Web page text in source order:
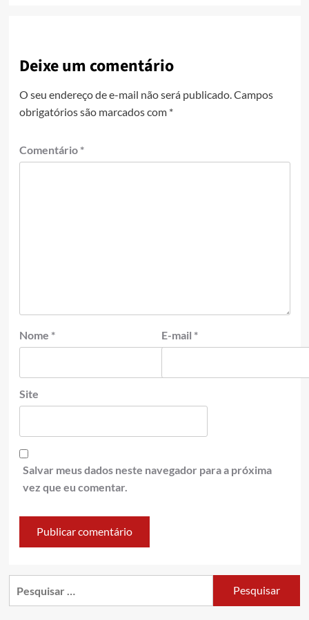
Deixe um comentário
O seu endereço de e-mail não será publicado. Campos
obrigatórios são marcados com *
Comentário *
Nome * E-mail *
Site
Salvar meus dados neste navegador para a próxima
vez que eu comentar.